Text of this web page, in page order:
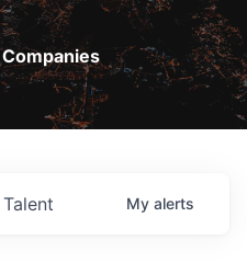
Talent My alerts